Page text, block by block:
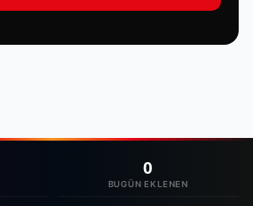
0
BUGÜN EKLENEN